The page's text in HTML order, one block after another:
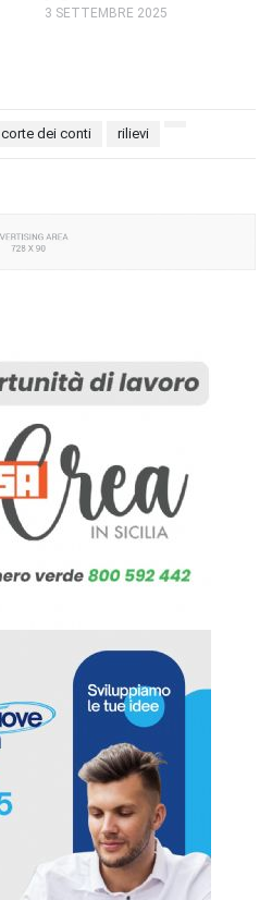
3 SETTEMBRE 2025
corte dei conti rilievi